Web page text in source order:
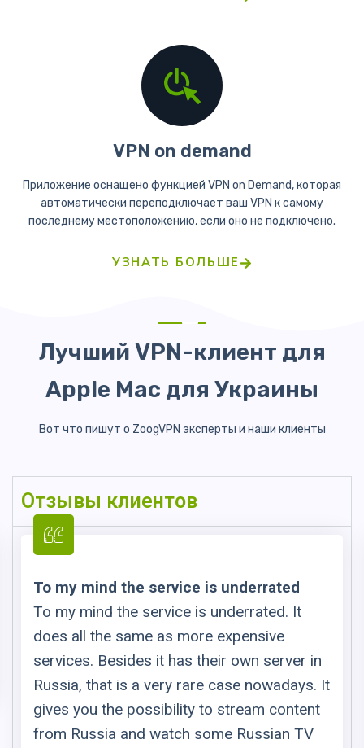
VPN on demand
Приложение оснащено функцией VPN on Demand, которая
автоматически переподключает ваш VPN к самому
последнему местоположению, если оно не подключено.
УЗНАТЬ БОЛЬШЕ
Лучший VPN-клиент для
Apple Mac для Украины
Вот что пишут о ZoogVPN эксперты и наши клиенты
Отзывы клиентов
To my mind the service is underrated
To my mind the service is underrated. It
does all the same as more expensive
services. Besides it has their own server in
Russia, that is a very rare case nowadays. It
gives you the possibility to stream content
from Russia and watch some Russian TV